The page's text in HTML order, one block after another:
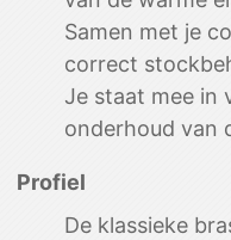
Samen met je
correct
Je staat mee in
onderhoud van
Profiel
De klassieke